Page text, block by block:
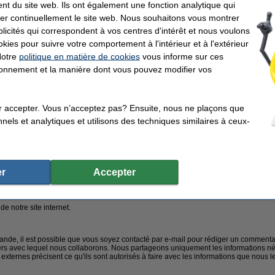
dans notre administration ainsi qu'à la banque et aux services de paiement
sur les données des clients pour prévenir les fraudes. Si nécessaire, nous
données seront stockées chez nous aussi longtemps que nécessaire pour
compte chez nous, vos données seront supprimées, sauf obligation légale de
de retenue d'impôt de 7 ans).
données?
que vous avez indiquée. Si nécessaire pour traiter la commande, nous
services de livraison ou des fournisseurs qui traitent ou livrent la commande
nouvelles (si vous vous êtes inscrit pour cela).
notre site internet.
il est possible que vous soyez contacté par e-mail pour rédiger un
avec lequel nous collaborons. Nous partageons uniquement les informations
précisent ce qu'ils sont autorisés à faire avec les informations que nous
du site web. Ils ont également une fonction analytique qui
continuellement le site web. Nous souhaitons vous montrer
qui correspondent à vos centres d'intérêt et nous voulons
pour suivre votre comportement à l'intérieur et à l'extérieur
politique en matière de cookiesvous informe sur ces
et la manière dont vous pouvez modifier vos
Vous n’acceptez pas? Ensuite, nous ne plaçons que
et analytiques et utilisons des techniques similaires à ceux-
Accepter